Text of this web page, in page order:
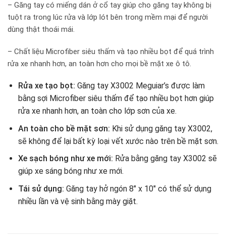
– Găng tay có miếng dán ở cổ tay giúp cho găng tay không bị
tuột ra trong lúc rửa và lớp lót bên trong mềm mại để người
dùng thật thoái mái.
– Chất liệu Microfiber siêu thấm và tạo nhiều bọt để quá trình
rửa xe nhanh hơn, an toàn hơn cho mọi bề mặt xe ô tô.
Rửa xe tạo bọt: Găng tay X3002 Meguiar’s được làm
bằng sợi Microfiber siêu thấm để tạo nhiều bọt hơn giúp
rửa xe nhanh hơn, an toàn cho lớp sơn của xe.
An toàn cho bề mặt sơn: Khi sử dụng găng tay X3002,
sẽ không để lại bất kỳ loại vết xước nào trên bề mặt sơn.
Xe sạch bóng như xe mới: Rửa bằng găng tay X3002 sẽ
giúp xe sáng bóng như xe mới.
Tái sử dụng: Găng tay hở ngón 8″ x 10″ có thể sử dụng
nhiều lần và vệ sinh bằng mày giặt.